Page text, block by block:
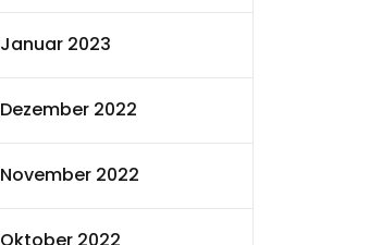
Januar 2023
Dezember 2022
November 2022